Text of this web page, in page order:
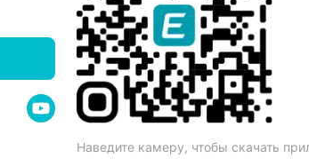
Наведите камеру, чтобы скачать